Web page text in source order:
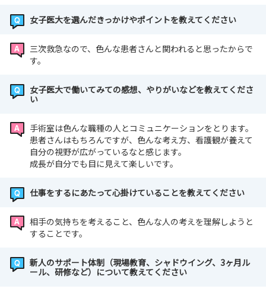
女子医大を選んだきっかけやポイントを教えてください
三次救急なので、色んな患者さんと関われると思ったからで
す。
女子医大で働いてみての感想、やりがいなどを教えてくださ
い
手術室は色んな職種の人とコミュニケーションをとります。
患者さんはもちろんですが、色んな考え方、看護観が養えて
自分の視野が広がっているなと感じます。
成長が自分でも目に見えて楽しいです。
仕事をするにあたって心掛けていることを教えてください
相手の気持ちを考えること、色んな人の考えを理解しようと
することです。
新人のサポート体制（現場教育、シャドウイング、3ヶ月ル
ール、研修など）について教えてください